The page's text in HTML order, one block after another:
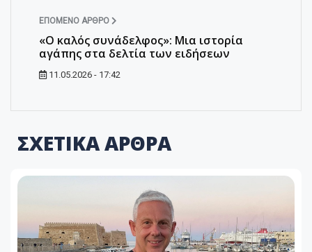
ΕΠΌΜΕΝΟ ΆΡΘΡΟ
«Ο καλός συνάδελφος»: Μια ιστορία
αγάπης στα δελτία των ειδήσεων
11.05.2026 - 17:42
ΣΧΕΤΙΚΑ ΑΡΘΡΑ